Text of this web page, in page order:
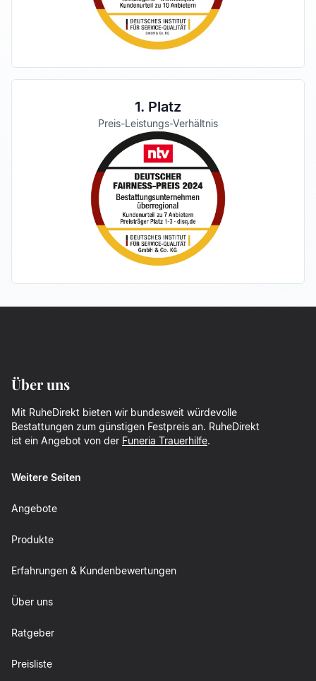
1. Platz
Preis-Leistungs-Verhältnis
Über uns
Mit RuheDirekt bieten wir bundesweit würdevolle
Bestattungen zum günstigen Festpreis an. RuheDirekt
ist ein Angebot von der Funeria Trauerhilfe.
Weitere Seiten
Angebote
Produkte
Erfahrungen & Kundenbewertungen
Über uns
Ratgeber
Preisliste